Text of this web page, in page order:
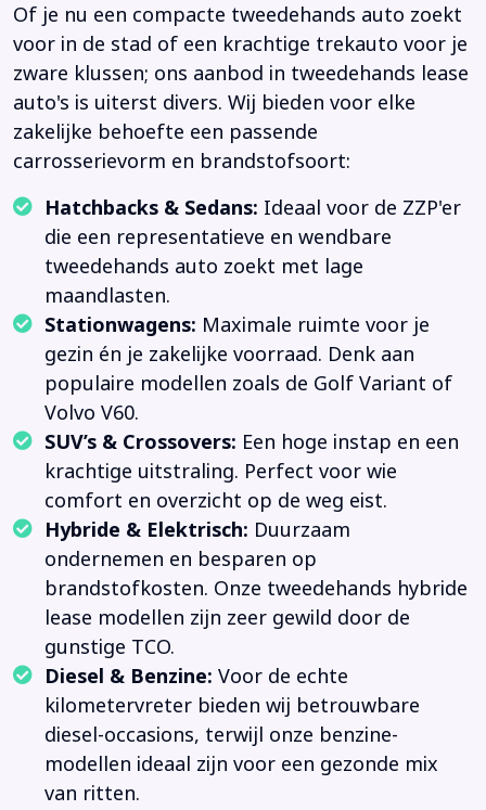
Of je nu een compacte tweedehands auto zoekt
voor in de stad of een krachtige trekauto voor je
zware klussen; ons aanbod in tweedehands lease
auto's is uiterst divers. Wij bieden voor elke
zakelijke behoefte een passende
carrosserievorm en brandstofsoort:
Hatchbacks & Sedans: Ideaal voor de ZZP'er
die een representatieve en wendbare
tweedehands auto zoekt met lage
maandlasten.
Stationwagens: Maximale ruimte voor je
gezin én je zakelijke voorraad. Denk aan
populaire modellen zoals de Golf Variant of
Volvo V60.
SUV’s & Crossovers: Een hoge instap en een
krachtige uitstraling. Perfect voor wie
comfort en overzicht op de weg eist.
Hybride & Elektrisch: Duurzaam
ondernemen en besparen op
brandstofkosten. Onze tweedehands hybride
lease modellen zijn zeer gewild door de
gunstige TCO.
Diesel & Benzine: Voor de echte
kilometervreter bieden wij betrouwbare
diesel-occasions, terwijl onze benzine-
modellen ideaal zijn voor een gezonde mix
van ritten.